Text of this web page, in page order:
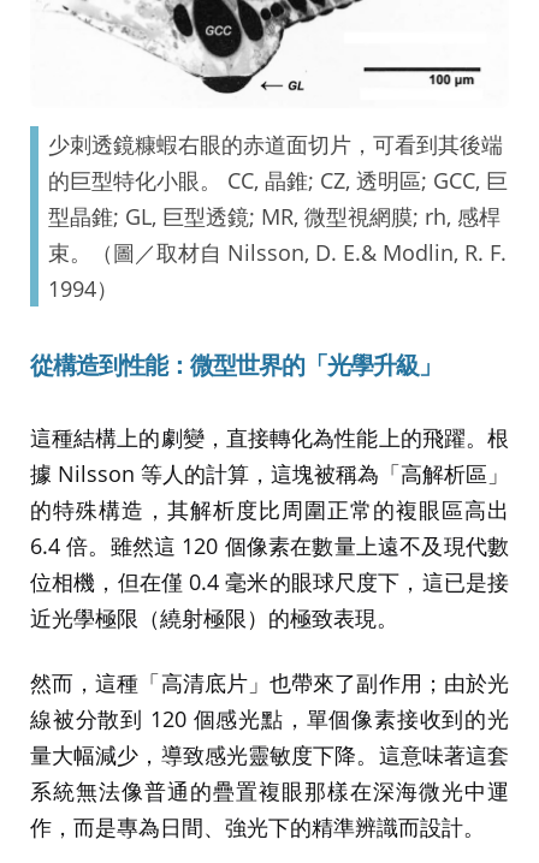
少刺透鏡糠蝦右眼的赤道面切片，可看到其後端
的巨型特化小眼。 CC, 晶錐; CZ, 透明區; GCC, 巨
型晶錐; GL, 巨型透鏡; MR, 微型視網膜; rh, 感桿
束。（圖／取材自 Nilsson, D. E.& Modlin, R. F.
1994）
從構造到性能：微型世界的「光學升級」
這種結構上的劇變，直接轉化為性能上的飛躍。根
據 Nilsson 等人的計算，這塊被稱為「高解析區」
的特殊構造，其解析度比周圍正常的複眼區高出
6.4 倍。雖然這 120 個像素在數量上遠不及現代數
位相機，但在僅 0.4 毫米的眼球尺度下，這已是接
近光學極限（繞射極限）的極致表現。
然而，這種「高清底片」也帶來了副作用；由於光
線被分散到 120 個感光點，單個像素接收到的光
量大幅減少，導致感光靈敏度下降。這意味著這套
系統無法像普通的疊置複眼那樣在深海微光中運
作，而是專為日間、強光下的精準辨識而設計。